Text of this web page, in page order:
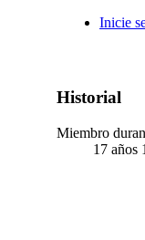
Inicie
Historial
Miembro
17 años